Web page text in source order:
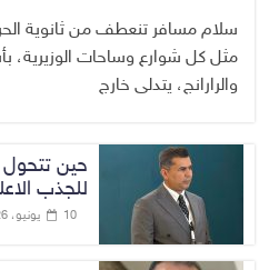
سلام مسافر تنعطف من ثانوية
مثل كل شوارع وساحات الوزيرية،
والرارانج، يتدلى خارج
حين تتحول
للجذب
10 يونيو، 2026